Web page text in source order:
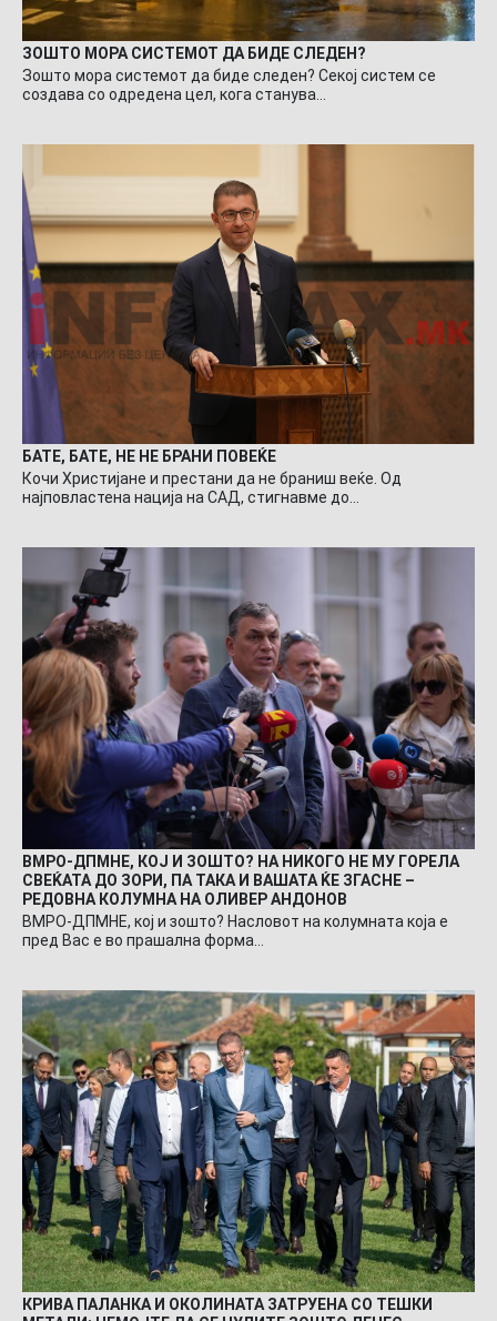
ЗОШТО МОРА СИСТЕМОТ ДА БИДЕ СЛЕДЕН?
Зошто мора системот да биде следен? Секој систем се
создава со одредена цел, кога станува…
БАТЕ, БАТЕ, НЕ НЕ БРАНИ ПОВЕЌЕ
Кочи Христијане и престани да не браниш веќе. Од
најповластена нација на САД, стигнавме до…
ВМРО-ДПМНЕ, КОЈ И ЗОШТО? НА НИКОГО НЕ МУ ГОРЕЛА
СВЕЌАТА ДО ЗОРИ, ПА ТАКА И ВАШАТА ЌЕ ЗГАСНЕ –
РЕДОВНА КОЛУМНА НА ОЛИВЕР АНДОНОВ
ВМРО-ДПМНЕ, кој и зошто? Насловот на колумната која е
пред Вас е во прашална форма…
КРИВА ПАЛАНКА И ОКОЛИНАТА ЗАТРУЕНА СО ТЕШКИ